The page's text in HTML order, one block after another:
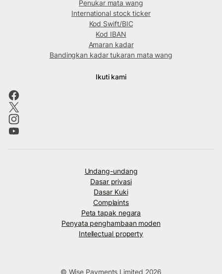
Penukar mata wang
International stock ticker
Kod Swift/BIC
Kod IBAN
Amaran kadar
Bandingkan kadar tukaran mata wang
Ikuti kami
Undang-undang
Dasar privasi
Dasar Kuki
Complaints
Peta tapak negara
Penyata penghambaan moden
Intellectual property
© Wise Payments Limited 2026